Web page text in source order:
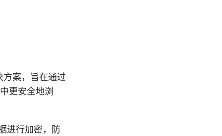
案，旨在通过
更安全地浏
进行加密，防